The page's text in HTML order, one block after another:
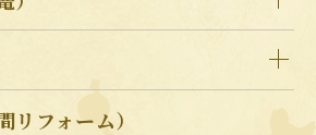
リフォーム）